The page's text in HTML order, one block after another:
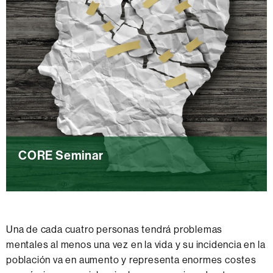
o
r
n
a
d
a
s
d
e
l
a
e
n
S
CORE Seminar
C
Una de cada cuatro personas tendrá problemas
mentales al menos una vez en la vida y su incidencia en la
población va en aumento y representa enormes costes